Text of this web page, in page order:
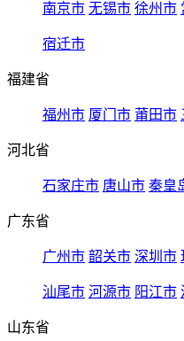
南京市 无锡市 徐州市
宿迁市
福建省
福州市 厦门市 莆田市
河北省
石家庄市 唐山市 秦皇
广东省
广州市 韶关市 深圳市
汕尾市 河源市 阳江市
山东省